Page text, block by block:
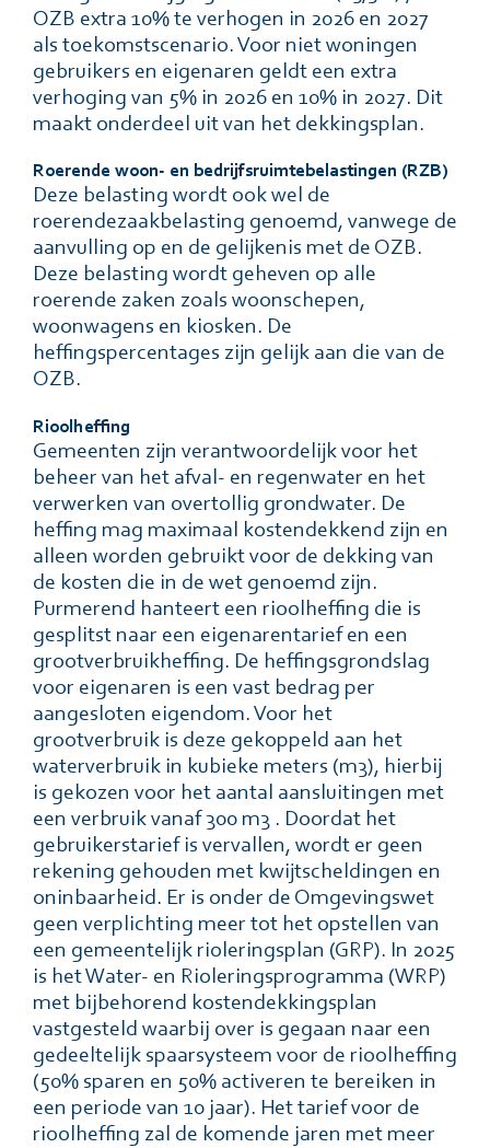
OZB extra 10% te verhogen in 2026 en 2027
als toekomstscenario. Voor niet woningen
gebruikers en eigenaren geldt een extra
verhoging van 5% in 2026 en 10% in 2027. Dit
maakt onderdeel uit van het dekkingsplan.
Roerende woon- en bedrĳfsruimtebelastingen (RZB)
Deze belasting wordt ook wel de
roerendezaakbelasting genoemd, vanwege de
aanvulling op en de gelĳkenis met de OZB.
Deze belasting wordt geheven op alle
roerende zaken zoals woonschepen,
woonwagens en kiosken. De
heffingspercentages zĳn gelĳk aan die van de
OZB.
Rioolheffing
Gemeenten zĳn verantwoordelĳk voor het
beheer van het afval- en regenwater en het
verwerken van overtollig grondwater. De
heffing mag maximaal kostendekkend zĳn en
alleen worden gebruikt voor de dekking van
de kosten die in de wet genoemd zĳn.
Purmerend hanteert een rioolheffing die is
gesplitst naar een eigenarentarief en een
grootverbruikheffing. De heffingsgrondslag
voor eigenaren is een vast bedrag per
aangesloten eigendom. Voor het
grootverbruik is deze gekoppeld aan het
waterverbruik in kubieke meters (m3), hierbĳ
is gekozen voor het aantal aansluitingen met
een verbruik vanaf 300 m3 . Doordat het
gebruikerstarief is vervallen, wordt er geen
rekening gehouden met kwĳtscheldingen en
oninbaarheid. Er is onder de Omgevingswet
geen verplichting meer tot het opstellen van
een gemeentelijk rioleringsplan (GRP). In 2025
is het Water- en Rioleringsprogramma (WRP)
met bijbehorend kostendekkingsplan
vastgesteld waarbij over is gegaan naar een
gedeeltelijk spaarsysteem voor de rioolheffing
(50% sparen en 50% activeren te bereiken in
een periode van 10 jaar). Het tarief voor de
rioolheffing zal de komende jaren met meer